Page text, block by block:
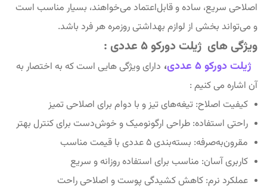
اصلاحی سریع، ساده و قابل‌اعتماد می‌خواهند، بسیار مناسب است
و می‌تواند بخشی از لوازم بهداشتی روزمره هر فرد باشد.
ویژگی های ژیلت دورکو ۵ عددی :
ژیلت دورکو ۵ عددی ، دارای ویژگی هایی است که به اختصار به
آن اشاره می کنیم :
کیفیت اصلاح: تیغه‌های تیز و با دوام برای اصلاحی تمیز
راحتی استفاده: طراحی ارگونومیک و خوش‌دست برای کنترل بهتر
مقرون‌به‌صرفه: بسته‌بندی ۵ عددی با قیمت مناسب
کاربری آسان: مناسب برای استفاده روزانه و سریع
عملکرد نرم: کاهش کشیدگی پوست و اصلاحی راحت